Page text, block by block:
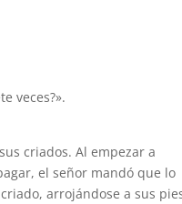
veces?».
criados. Al empezar a
el señor mandó que lo
arrojándose a sus